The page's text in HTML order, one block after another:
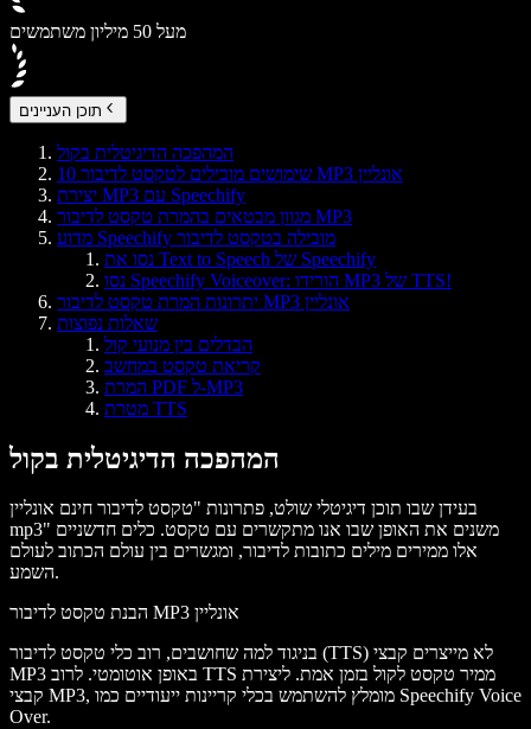
מעל 50 מיליון משתמשים
תוכן העניינים
המהפכה הדיגיטלית בקול
10 שימושים מובילים לטקסט לדיבור MP3 אונליין
יצירת MP3 עם Speechify
מגוון מבטאים בהמרת טקסט לדיבור MP3
מדוע Speechify מובילה בטקסט לדיבור
נסו את Text to Speech של Speechify
נסו Speechify Voiceover: הורידו MP3 של TTS!
יתרונות המרת טקסט לדיבור MP3 אונליין
שאלות נפוצות
הבדלים בין מנועי קול
קריאת טקסט במחשב
המרת PDF ל-MP3
מטרת TTS
המהפכה הדיגיטלית בקול
בעידן שבו תוכן דיגיטלי שולט, פתרונות "טקסט לדיבור חינם אונליין
mp3" משנים את האופן שבו אנו מתקשרים עם טקסט. כלים חדשניים
אלו ממירים מילים כתובות לדיבור, ומגשרים בין עולם הכתוב לעולם
השמע.
הבנת טקסט לדיבור MP3 אונליין
בניגוד למה שחושבים, רוב כלי טקסט לדיבור (TTS) לא מייצרים קבצי
MP3 באופן אוטומטי. לרוב TTS ממיר טקסט לקול בזמן אמת. ליצירת
קבצי MP3, מומלץ להשתמש בכלי קריינות ייעודיים כמו Speechify Voice
Over.